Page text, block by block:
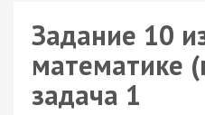
Задание 10
математике
задача 1